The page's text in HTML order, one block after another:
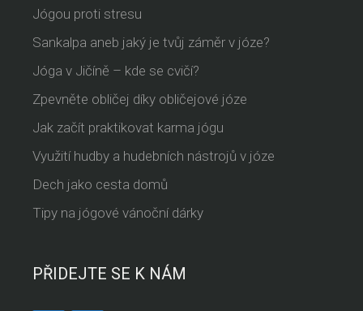
Jógou proti stresu
Sankalpa aneb jaký je tvůj záměr v józe?
Jóga v Jičíně – kde se cvičí?
Zpevněte obličej díky obličejové józe
Jak začít praktikovat karma jógu
Využití hudby a hudebních nástrojů v józe
Dech jako cesta domů
Tipy na jógové vánoční dárky
PŘIDEJTE SE K NÁM